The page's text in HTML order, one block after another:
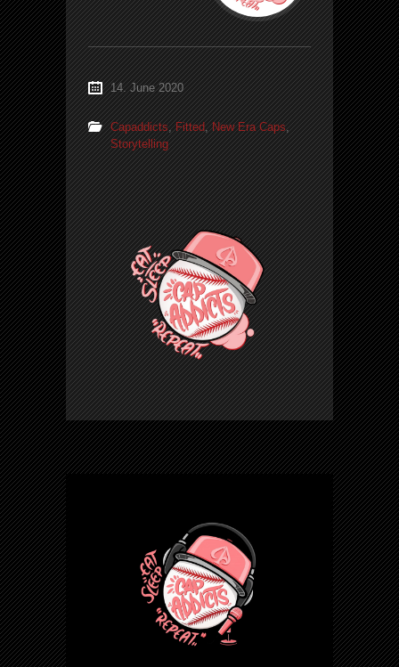
14. June 2020
Capaddicts,Fitted,New Era Caps,
Storytelling